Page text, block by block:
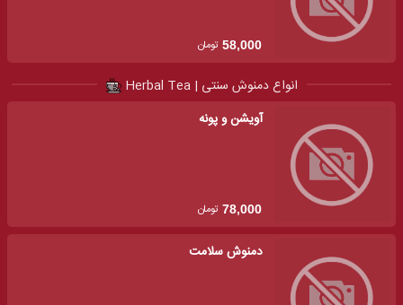
58,000 تومان
انواع دمنوش سنتی | Herbal Tea
آویشن و پونه
78,000 تومان
دمنوش سلامت